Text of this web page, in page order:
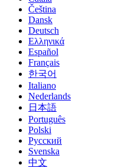
Čeština
Dansk
Deutsch
Ελληνικά
Español
Français
한국어
Italiano
Nederlands
日本語
Português
Polski
Русский
Svenska
中文